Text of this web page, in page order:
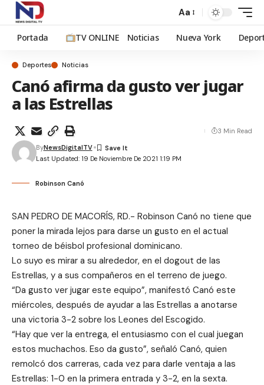
Aa
Portada TV ONLINE Noticias Nueva York
Deportes Noticias
Canó afirma da gusto ver jugar
a las Estrellas
Last Updated: 19 De Noviembre De 2021 1:19 PM
ByNewsDigitalTV
3 Min Read
Robinson Canó
SAN PEDRO DE MACORÍS, RD.- Robinson Canó no tiene que
poner la mirada lejos para darse un gusto en el actual
torneo de béisbol profesional dominicano.
Lo suyo es mirar a su alrededor, en el dogout de las
Estrellas, y a sus compañeros en el terreno de juego.
“Da gusto ver jugar este equipo”, manifestó Canó este
miércoles, después de ayudar a las Estrellas a anotarse
una victoria 3-2 sobre los Leones del Escogido.
“Hay que ver la entrega, el entusiasmo con el cual juegan
estos muchachos. Eso da gusto”, señaló Canó, quien
remolcó dos carreras, cada vez para darle ventaja a las
Estrellas: 1-0 en la primera entrada y 3-2, en la sexta.